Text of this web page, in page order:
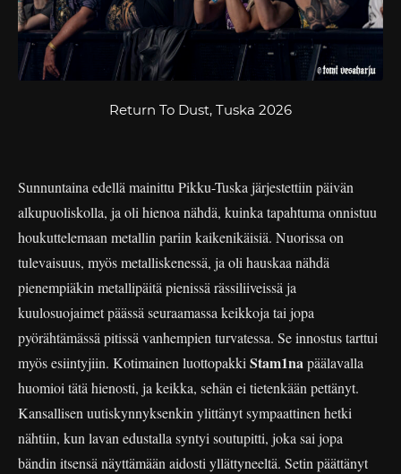
Return To Dust, Tuska 2026
Sunnuntaina edellä mainittu Pikku-Tuska järjestettiin päivän
alkupuoliskolla, ja oli hienoa nähdä, kuinka tapahtuma onnistuu
houkuttelemaan metallin pariin kaikenikäisiä. Nuorissa on
tulevaisuus, myös metalliskenessä, ja oli hauskaa nähdä
pienempiäkin metallipäitä pienissä rässiliiveissä ja
kuulosuojaimet päässä seuraamassa keikkoja tai jopa
pyörähtämässä pitissä vanhempien turvatessa. Se innostus tarttui
myös esiintyjiin. Kotimainen luottopakki Stam1napäälavalla
huomioi tätä hienosti, ja keikka, sehän ei tietenkään pettänyt.
Kansallisen uutiskynnyksenkin ylittänyt sympaattinen hetki
nähtiin, kun lavan edustalla syntyi soutupitti, joka sai jopa
bändin itsensä näyttämään aidosti yllättyneeltä. Setin päättänyt